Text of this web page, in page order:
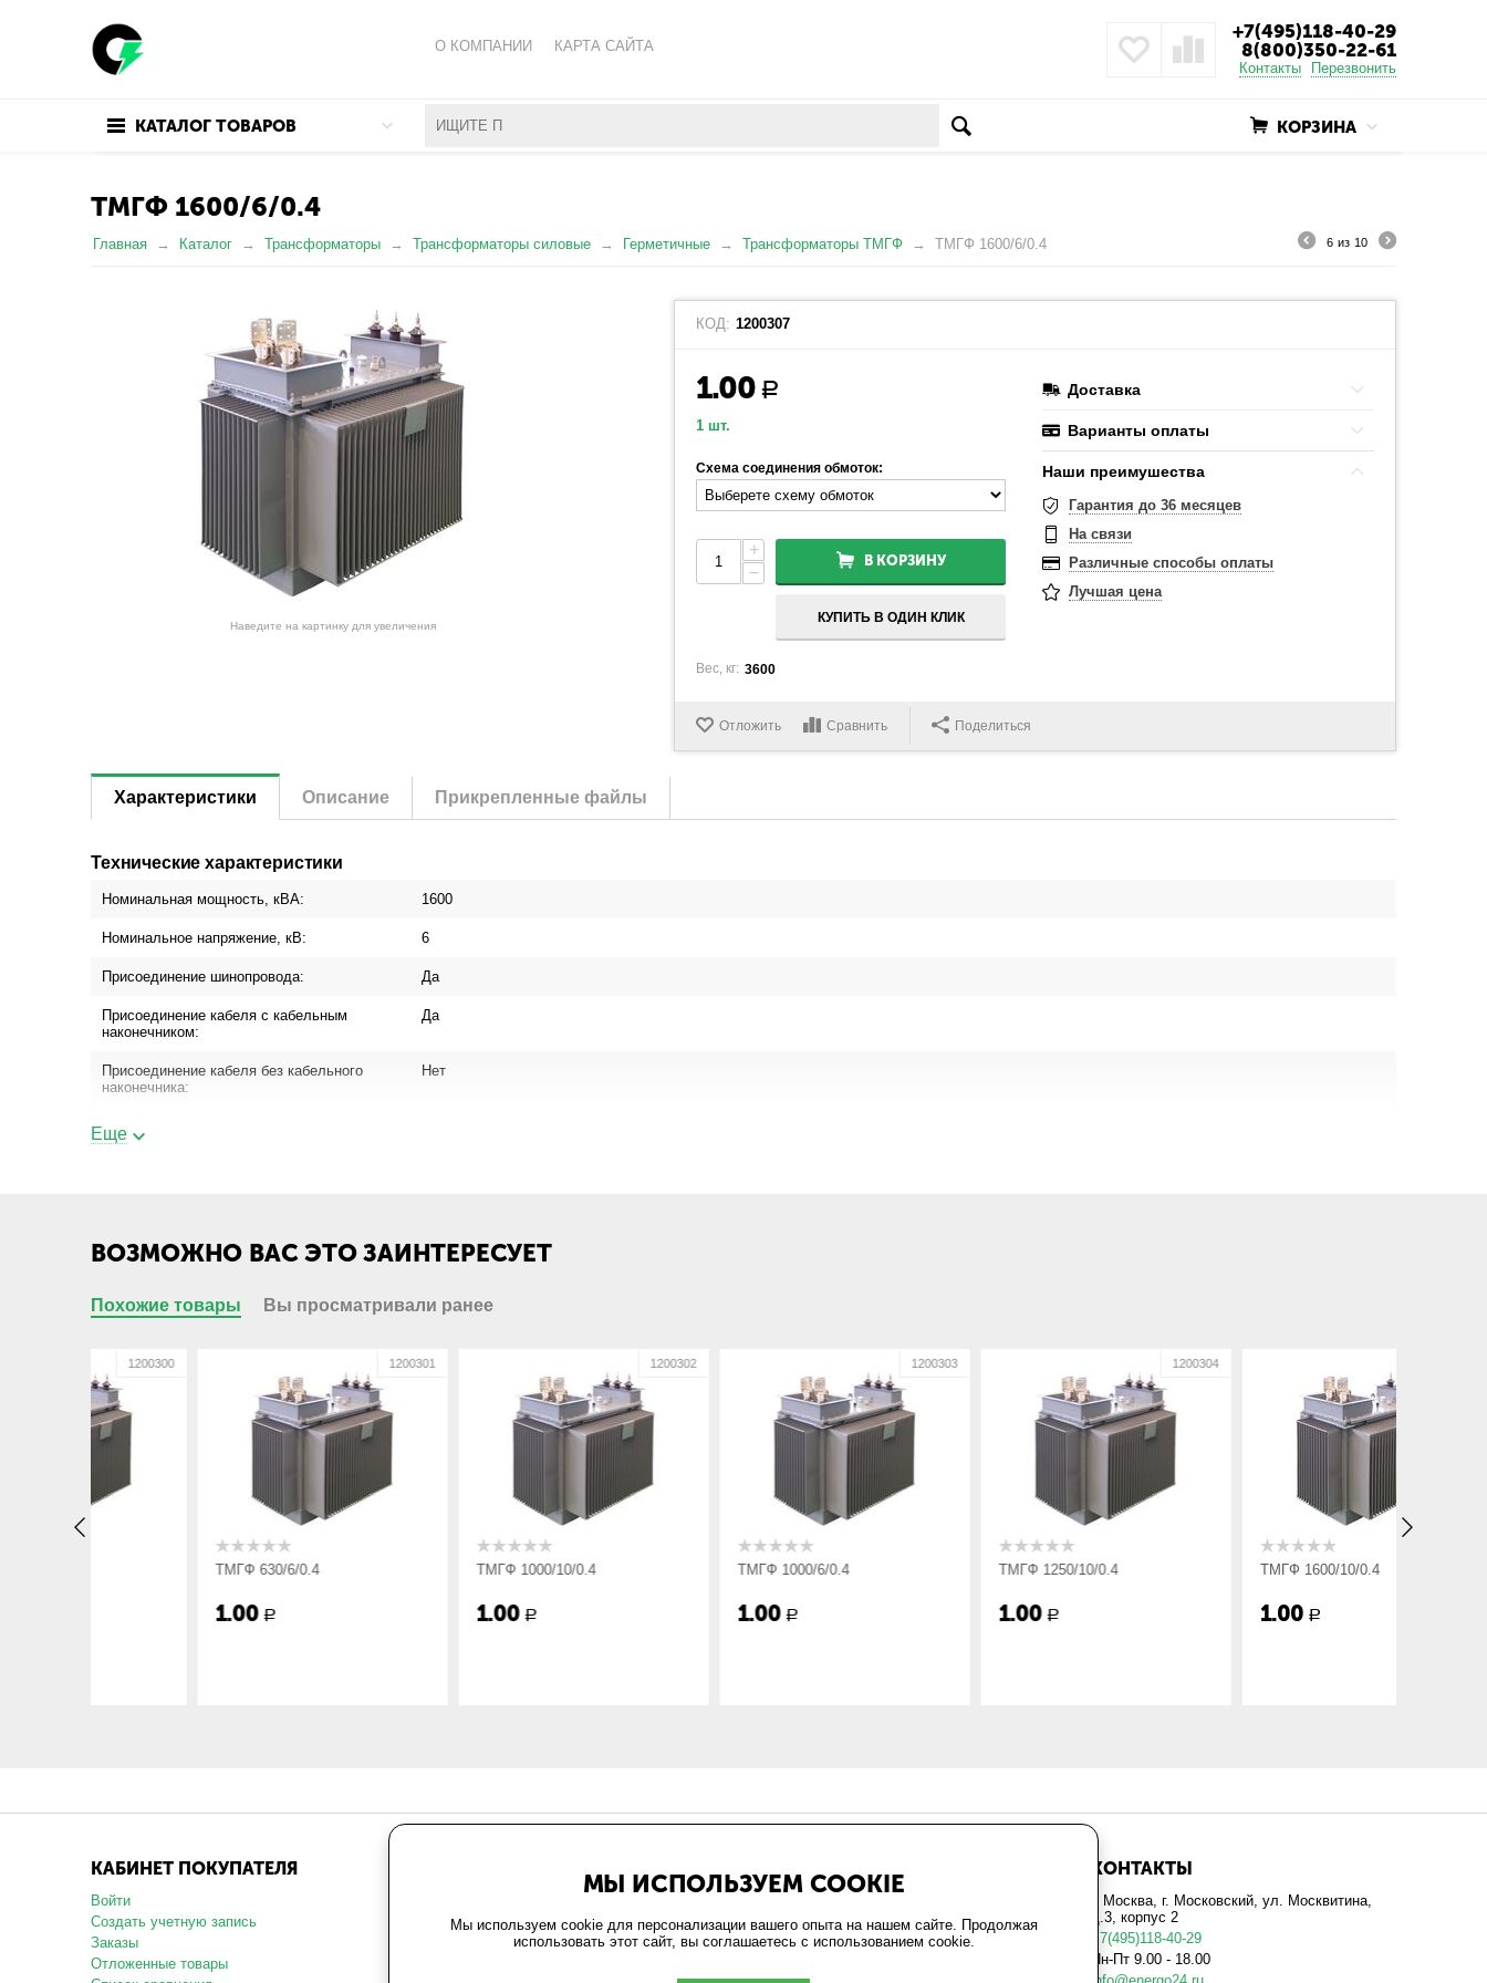
О КОМПАНИИ КАРТА САЙТА
+7(495)118-40-29
8(800)350-22-61
Контакты Перезвонить
КАТАЛОГ ТОВАРОВ КОРЗИНА
ТМГФ 1600/6/0.4
Главная Каталог Трансформаторы Трансформаторы силовые Герметичные Трансформаторы ТМГФ ТМГФ 1600/6/0.4 6 из 10
Наведите на картинку для увеличения
КОД: 1200307
1.00 Р
1 шт.
Схема соединения обмоток:
+
−
В КОРЗИНУ
КУПИТЬ В ОДИН КЛИК
Вес, кг: 3600
Доставка
Варианты оплаты
Наши преимушества
Гарантия до 36 месяцев
На связи
Различные способы оплаты
Лучшая цена
Отложить Сравнить Поделиться
Характеристики Описание Прикрепленные файлы
Технические характеристики
Номинальная мощность, кВА: 1600
Номинальное напряжение, кВ: 6
Присоединение шинопровода: Да
Присоединение кабеля с кабельным
наконечником:
Да
Присоединение кабеля без кабельного
наконечника:
Нет
Габариты
Еще
ВОЗМОЖНО ВАС ЭТО ЗАИНТЕРЕСУЕТ
Похожие товары Вы просматривали ранее
ТМГФ 630/6/0.4 ТМГФ 1000/10/0.4 ТМГФ 1000/6/0.4 ТМГФ 1250/10/0.4 ТМГФ 1600/10/0.4
КАБИНЕТ ПОКУПАТЕЛЯ
Войти
Создать учетную запись
Заказы
Отложенные товары
Карта сайта
Политика обработки персональных
Возврат
КОНТАКТЫ
г. Москва, г. Московский, ул. Москвитина,
д.3, корпус 2
+7(495)118-40-29
Пн-Пт 9.00 - 18.00
МЫ ИСПОЛЬЗУЕМ COOKIE
Мы используем cookie для персонализации вашего опыта на нашем сайте. Продолжая
использовать этот сайт, вы соглашаетесь с использованием cookie.